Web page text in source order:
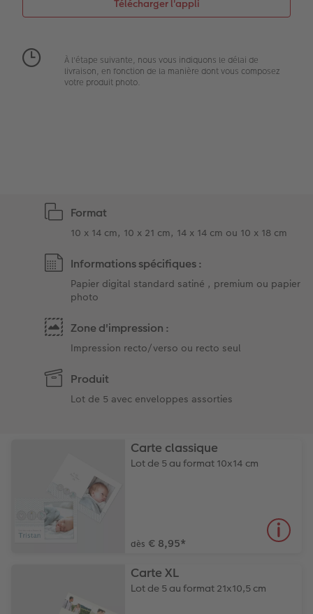
Art Collection
Borne photo
Tipa Awards
À l'étape suivante, nous vous indiquons le délai de
livraison, en fonction de la manière dont vous composez
votre produit photo.
Format
10 x 14 cm, 10 x 21 cm, 14 x 14 cm ou 10 x 18 cm
Informations spécifiques :
Papier digital standard satiné , premium ou papier
photo
Zone d'impression :
Impression recto/verso ou recto seul
Produit
Lot de 5 avec enveloppes assorties
Carte classique
Lot de 5 au format 10x14 cm
dès € 8,95*
Carte XL
Lot de 5 au format 21x10,5 cm